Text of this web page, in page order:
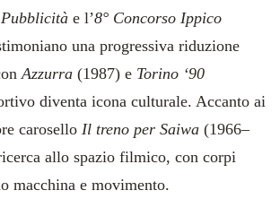
e l’8° Concorso Ippico
una progressiva riduzione
Azzurra (1987) e Torino ‘90
diventa icona culturale. Accanto ai
carosello Il treno per Saiwa (1966–
allo spazio filmico, con corpi
macchina e movimento.